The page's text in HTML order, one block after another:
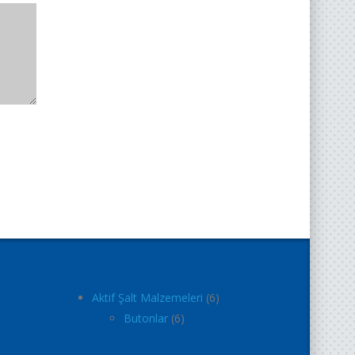
Aktif Şalt Malzemeleri 6
Butonlar 6